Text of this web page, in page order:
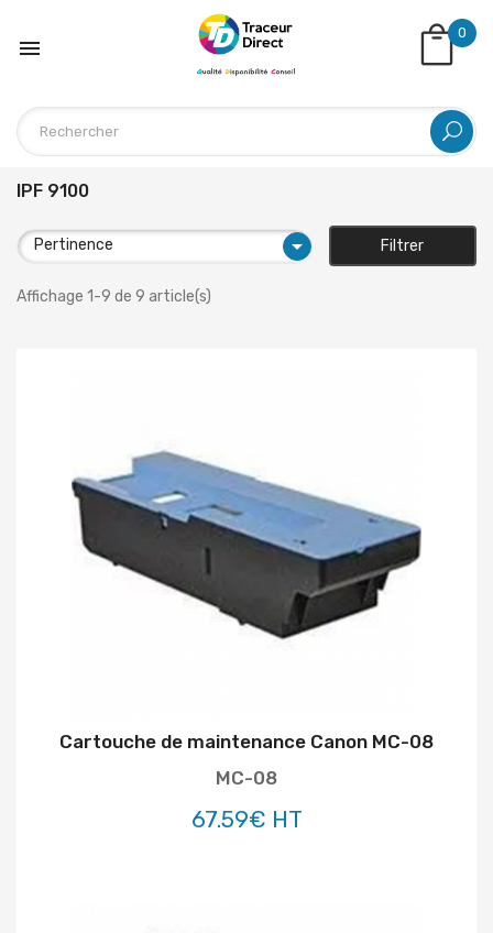

0
IPF 9100
Pertinence  Filtrer
Affichage 1-9 de 9 article(s)
Cartouche de maintenance Canon MC-08
MC-08
67.59€ HT